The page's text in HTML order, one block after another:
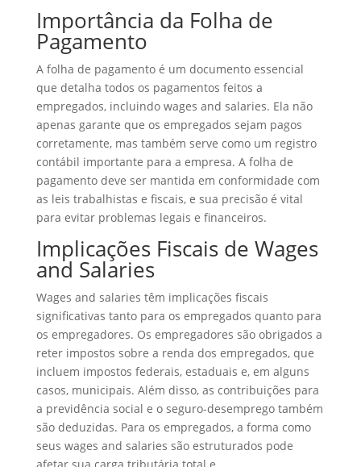
Importância da Folha de
Pagamento
A folha de pagamento é um documento essencial
que detalha todos os pagamentos feitos a
empregados, incluindo wages and salaries. Ela não
apenas garante que os empregados sejam pagos
corretamente, mas também serve como um registro
contábil importante para a empresa. A folha de
pagamento deve ser mantida em conformidade com
as leis trabalhistas e fiscais, e sua precisão é vital
para evitar problemas legais e financeiros.
Implicações Fiscais de Wages
and Salaries
Wages and salaries têm implicações fiscais
significativas tanto para os empregados quanto para
os empregadores. Os empregadores são obrigados a
reter impostos sobre a renda dos empregados, que
incluem impostos federais, estaduais e, em alguns
casos, municipais. Além disso, as contribuições para
a previdência social e o seguro-desemprego também
são deduzidas. Para os empregados, a forma como
seus wages and salaries são estruturados pode